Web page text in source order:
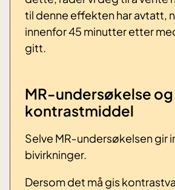
til denne effekten har avtatt,
innenfor 45 minutter etter
gitt.
MR-undersøkelse og
kontrastmiddel
Selve MR‐undersøkelsen gir
bivirkninger.
Dersom det må gis